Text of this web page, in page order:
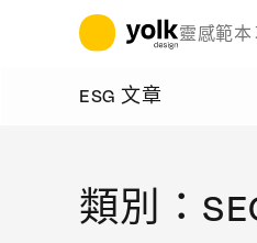
靈感範本
ESG 文章
類別：